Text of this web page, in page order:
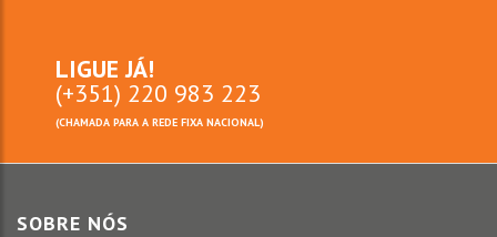
LIGUE JÁ!
(+351) 220 983 223
(CHAMADA PARA A REDE FIXA NACIONAL)
SOBRE NÓS